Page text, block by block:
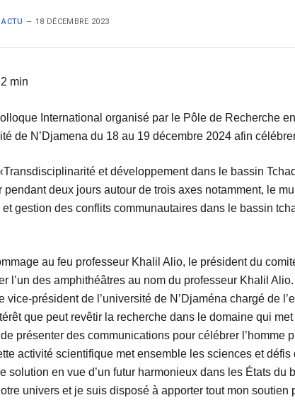
18 DÉCEMBRE 2023
min
International organisé par le Pôle de Recherche
de N’Djamena du 18 au 19 décembre 2024 afin
et développement dans le bassin
pendant deux jours autour de trois axes notamment, le
gestion des conflits communautaires dans le bassin
au feu professeur Khalil Alio, le président du
l’un des amphithéâtres au nom du professeur Khalil Alio.
vice-président de l’université de N’Djaména chargé de
que peut revêtir la recherche dans le domaine qui
présenter des communications pour célébrer
activité scientifique met ensemble les sciences et
solution en vue d’un futur harmonieux dans les États
univers et je suis disposé à apporter tout mon